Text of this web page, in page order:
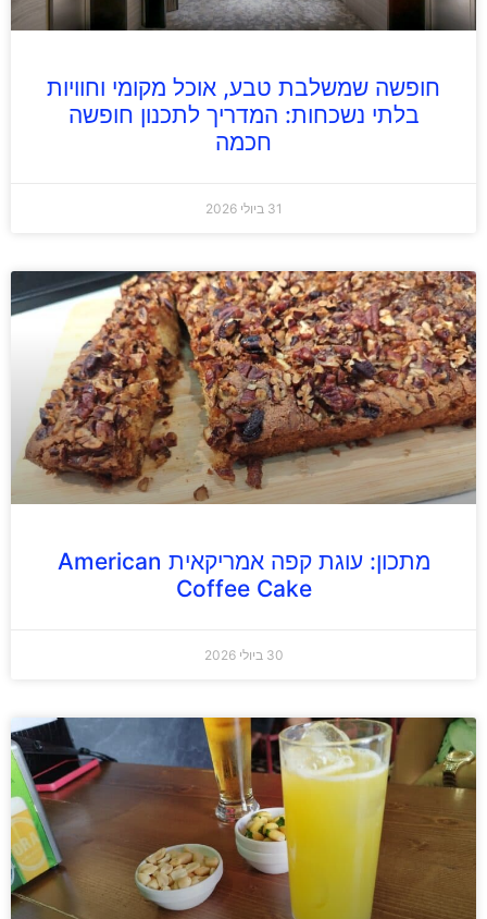
חופשה שמשלבת טבע, אוכל מקומי וחוויות
בלתי נשכחות: המדריך לתכנון חופשה
חכמה
31 ביולי 2026
מתכון: עוגת קפה אמריקאית American
Coffee Cake
30 ביולי 2026